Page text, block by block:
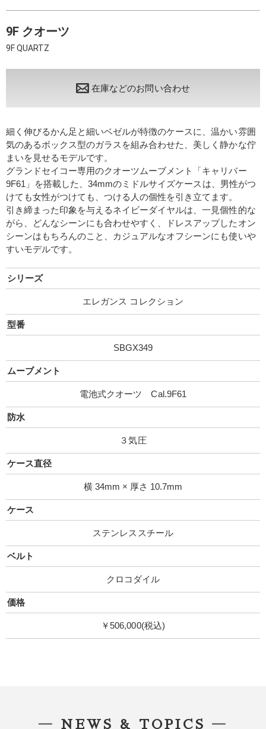
9F クオーツ
9F QUARTZ
在庫などのお問い合わせ
細く伸びるかん足と細いベゼルが特徴のケースに、温かい雰囲
気のあるボックス型のガラスを組み合わせた、美しく静かな佇
まいを見せるモデルです。
グランドセイコー専用のクオーツムーブメント「キャリバー
9F61」を搭載した、34mmのミドルサイズケースは、男性がつ
けても女性がつけても、つける人の個性を引き立てます。
引き締まった印象を与えるネイビーダイヤルは、一見個性的な
がら、どんなシーンにも合わせやすく、ドレスアップしたオン
シーンはもちろんのこと、カジュアルなオフシーンにも使いや
すいモデルです。
シリーズ
エレガンス コレクション
型番
SBGX349
ムーブメント
電池式クオーツ Cal.9F61
防水
３気圧
ケース直径
横 34mm × 厚さ 10.7mm
ケース
ステンレススチール
ベルト
クロコダイル
価格
￥506,000(税込)
― NEWS & TOPICS ―